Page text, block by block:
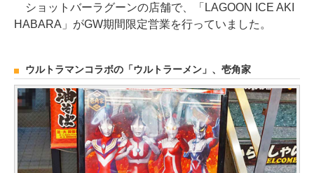
ショットバーラグーンの店舗で、「LAGOON ICE AKI
HABARA」がGW期間限定営業を行っていました。
ウルトラマンコラボの「ウルトラーメン」、壱角家